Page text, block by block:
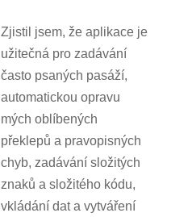
Zjistil jsem, že aplikace je
užitečná pro zadávání
často psaných pasáží,
automatickou opravu
mých oblíbených
překlepů a pravopisných
chyb, zadávání složitých
znaků a složitého kódu,
vkládání dat a vytváření